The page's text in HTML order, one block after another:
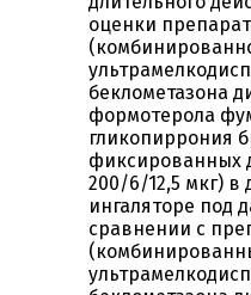
оценки
беклометазона
формотерoла
гликопиррония
фиксированных
200/6/12,5 мкг)
ингаляторе под
сравнении с